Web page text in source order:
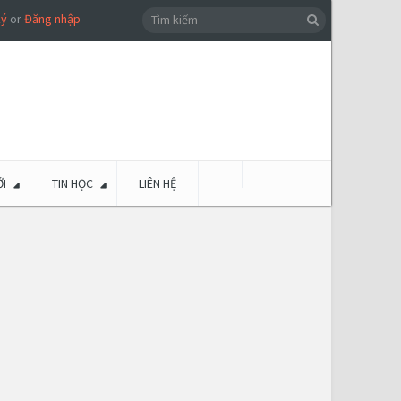
orĐăng nhập
TIN HỌC LIÊN HỆ